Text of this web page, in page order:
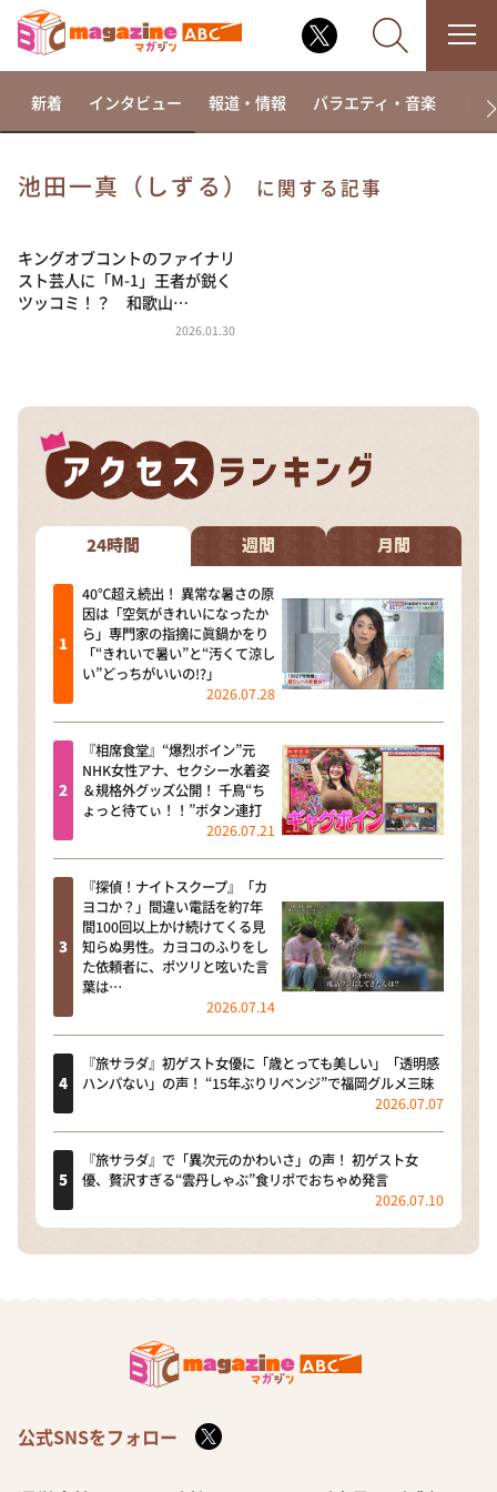
相席食堂
これ余談なんですけど・・・
～人生密着トークバラエティ！～ やすとものいたっ
河合＆A.B.C-Z塚田×福井アナ「なんでやねん！？」
（news おかえり）
DAIGOも台所 ～きょうの献立 何にする？～
本日はダイアンなり！シーズン２
朝だ！生です旅サラダ
教えて！ニュースライブ 正義のミカタ
ＬＩＦＥ～夢のカタチ～
新婚さんいらっしゃい！
ポツンと一軒家
ザキ山小屋本館
ぺこぱのまるスポ
新着 インタビュー 報道・情報 バラエティ・音楽 ド
池田一真（しずる） に関する記事
キングオブコントのファイナリ
スト芸人に「M-1」王者が鋭く
ツッコミ！？ 和歌山…
2026.01.30
24時間 週間 月間
40℃超え続出！ 異常な暑さの原
因は「空気がきれいになったか
ら」専門家の指摘に眞鍋かをり
「“きれいで暑い”と“汚くて涼し
い”どっちがいいの!?」
2026.07.28
『相席食堂』“爆烈ボイン”元
NHK女性アナ、セクシー水着姿
＆規格外グッズ公開！ 千鳥“ち
ょっと待てぃ！！”ボタン連打
2026.07.21
『探偵！ナイトスクープ』「カ
ヨコか？」間違い電話を約7年
間100回以上かけ続けてくる見
知らぬ男性。カヨコのふりをし
た依頼者に、ポツリと呟いた言
葉は…
2026.07.14
『旅サラダ』初ゲスト女優に「歳とっても美しい」「透明感
ハンパない」の声！ “15年ぶりリベンジ”で福岡グルメ三昧
2026.07.07
『旅サラダ』で「異次元のかわいさ」の声！ 初ゲスト女
優、贅沢すぎる“雲丹しゃぶ”食リポでおちゃめ発言
2026.07.10
公式SNSをフォロー